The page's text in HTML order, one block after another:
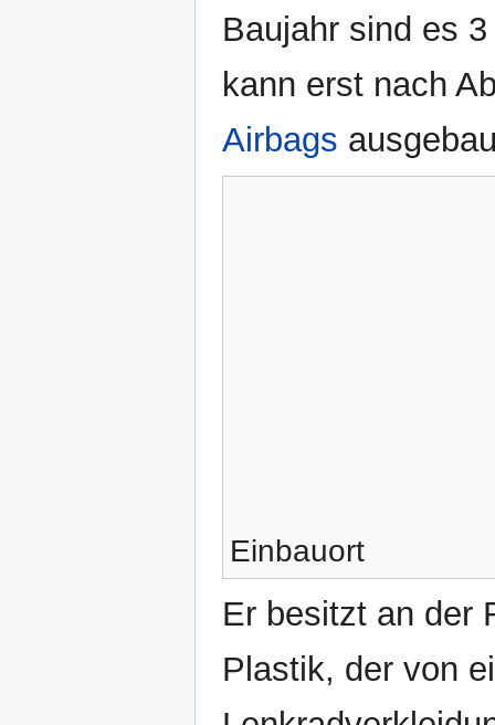
Baujahr sind es
kann erst nach
Airbags
Einbauort
Er besitzt an der
Plastik, der von